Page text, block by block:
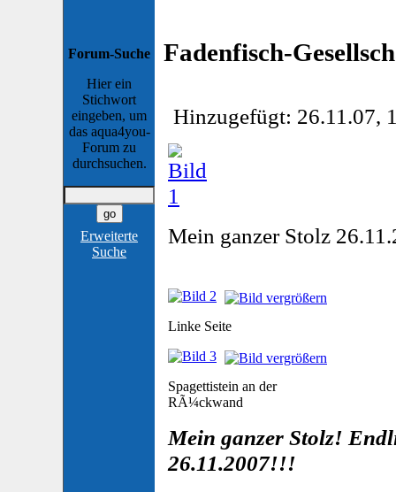
Forum-Suche
Hier ein
Stichwort
eingeben, um
das aqua4you-
Forum zu
durchsuchen.
Erweiterte
Suche
Fadenfisch-
Hinzugefügt: 26.11.07,
Mein ganzer Stolz
Linke Seite
Spagettistein an der
RÃ¼ckwand
Mein ganzer Stolz!
26.11.2007!!!